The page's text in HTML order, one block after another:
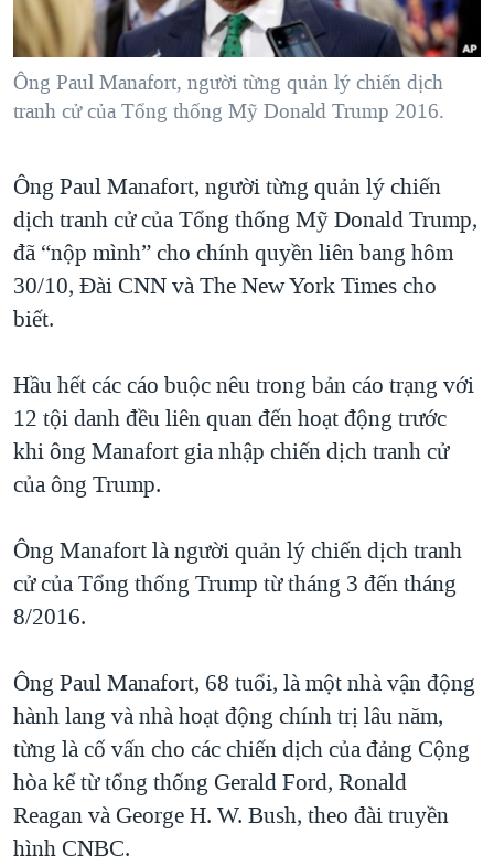
"Tìm"NGƯỜI VIỆT HẢI NGOẠI
ĐỜI SỐNG
KINH TẾ
SỨC KHOẺ
VĂN HOÁ
THỂ THAO
GIÁO DỤC
TẠI
HÀNH TRÌNH BẦU CỬ 2024
MỘT NĂM CHIẾN TRANH TẠI DẢI GAZA
GIẢI MÃ VÀNH ĐAI & CON ĐƯỜNG
TRỊNH VĨNH BÌNH - NGƯỜI HẠ 'BÊN THẮNG CUỘC'
GROUND ZERO – XƯA VÀ NAY
CHI PHÍ CHIẾN TRANH AFGHANISTAN
CÁC GIÁ TRỊ CỘNG HÒA Ở VIỆT NAM
TRỊNH VĨNH BÌNH VS. CHÍNH PHỦ VIỆT NAM
NGƯ DÂN VIỆT VÀ LÀN SÓNG TRỘM HẢI SÂM
BÊN KIA QUỐC LỘ: TIẾNG VỌNG TỪ NÔNG THÔN MỸ
VIDEO
NGHE
MẠNG XÃ HỘI
Ngôn ngữ khác
Ông Paul Manafort, người từng quản lý chiến dịch
tranh cử của Tổng thống Mỹ Donald Trump 2016.
Ông Paul Manafort, người từng quản lý chiến
dịch tranh cử của Tổng thống Mỹ Donald Trump,
đã “nộp mình” cho chính quyền liên bang hôm
30/10, Đài CNN và The New York Times cho
biết.
Hầu hết các cáo buộc nêu trong bản cáo trạng với
12 tội danh đều liên quan đến hoạt động trước
khi ông Manafort gia nhập chiến dịch tranh cử
của ông Trump.
Ông Manafort là người quản lý chiến dịch tranh
cử của Tổng thống Trump từ tháng 3 đến tháng
8/2016.
Ông Paul Manafort, 68 tuổi, là một nhà vận động
hành lang và nhà hoạt động chính trị lâu năm,
từng là cố vấn cho các chiến dịch của đảng Cộng
hòa kể từ tổng thống Gerald Ford, Ronald
Reagan và George H. W. Bush, theo đài truyền
hình CNBC.